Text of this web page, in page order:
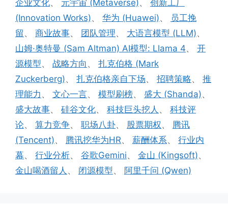
企业文化、 元宇宙 (Metaverse)、 创新工厂
(Innovation Works)、 华为 (Huawei)、
员工挽
留 、 商业故事、 团队管理、 大语言模型 (LLM)、
山姆·奥特曼 (Sam Altman) AI模型: Llama 4、 开
源模型、 战略方向 、 扎克伯格 (Mark
Zuckerberg)、 扎克伯格亲自下场、 招聘策略、 推
理能力 、 文心一言、 模型刷榜、 盛大 (Shanda)、
盛大故事、 硅谷文化、 科技巨头挖人 、 科技评
论、 算力竞争、 职场八卦、 股票期权 、 腾讯
(Tencent)、 腾讯挖华为HR、 薪酬体系、 行业内
幕、 行业分析、 谷歌Gemini、 金山 (Kingsoft)、
金山喝酒留人 、 闭源模型、 阿里千问 (Qwen)